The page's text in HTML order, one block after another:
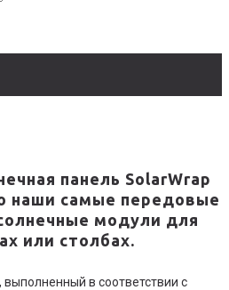
панель SolarWrap
наши самые передовые
модули для
или столбах.
в соответствии с